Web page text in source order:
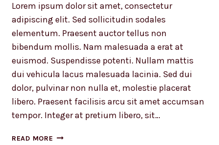
Lorem ipsum dolor sit amet, consectetur
adipiscing elit. Sed sollicitudin sodales
elementum. Praesent auctor tellus non
bibendum mollis. Nam malesuada a erat at
euismod. Suspendisse potenti. Nullam mattis
dui vehicula lacus malesuada lacinia. Sed dui
dolor, pulvinar non nulla et, molestie placerat
libero. Praesent facilisis arcu sit amet accumsan
tempor. Integer at pretium libero, sit…
READ MORE DESIGN